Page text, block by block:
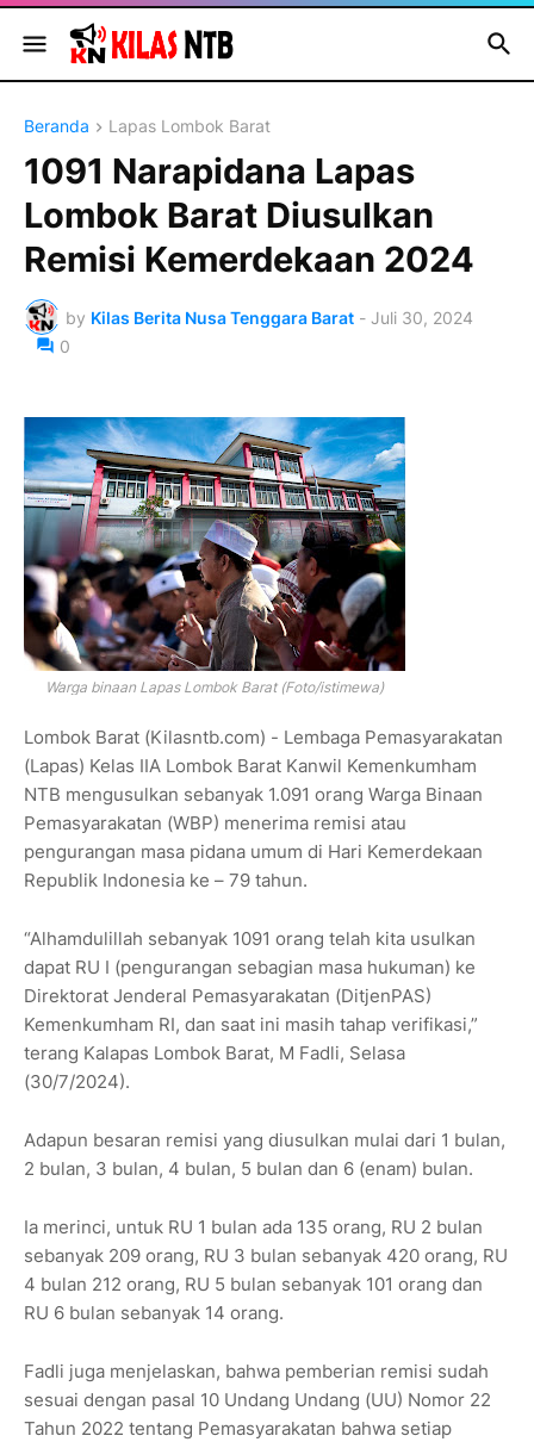
Beranda Lapas Lombok Barat
1091 Narapidana Lapas
Lombok Barat Diusulkan
Remisi Kemerdekaan 2024
by Kilas Berita Nusa Tenggara Barat - Juli 30, 2024
0
Warga binaan Lapas Lombok Barat (Foto/istimewa)
Lombok Barat (Kilasntb.com) - Lembaga Pemasyarakatan
(Lapas) Kelas IIA Lombok Barat Kanwil Kemenkumham
NTB mengusulkan sebanyak 1.091 orang Warga Binaan
Pemasyarakatan (WBP) menerima remisi atau
pengurangan masa pidana umum di Hari Kemerdekaan
Republik Indonesia ke – 79 tahun.
“Alhamdulillah sebanyak 1091 orang telah kita usulkan
dapat RU I (pengurangan sebagian masa hukuman) ke
Direktorat Jenderal Pemasyarakatan (DitjenPAS)
Kemenkumham RI, dan saat ini masih tahap verifikasi,”
terang Kalapas Lombok Barat, M Fadli, Selasa
(30/7/2024).
Adapun besaran remisi yang diusulkan mulai dari 1 bulan,
2 bulan, 3 bulan, 4 bulan, 5 bulan dan 6 (enam) bulan.
Ia merinci, untuk RU 1 bulan ada 135 orang, RU 2 bulan
sebanyak 209 orang, RU 3 bulan sebanyak 420 orang, RU
4 bulan 212 orang, RU 5 bulan sebanyak 101 orang dan
RU 6 bulan sebanyak 14 orang.
Fadli juga menjelaskan, bahwa pemberian remisi sudah
sesuai dengan pasal 10 Undang Undang (UU) Nomor 22
Tahun 2022 tentang Pemasyarakatan bahwa setiap